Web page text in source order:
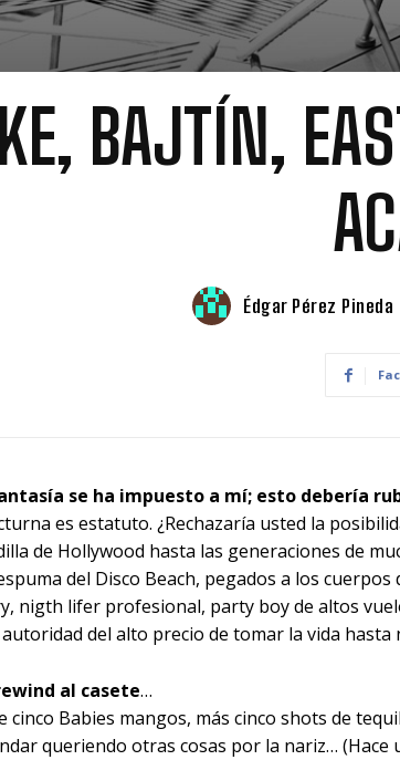
BAJTÍN,
Édgar Pérez Pineda
se ha impuesto a mí; esto debería
es estatuto. ¿Rechazaría usted la
de Hollywood hasta las generaciones de
del Disco Beach, pegados a los
nigth lifer profesional, party boy de altos
del alto precio de tomar la vida hasta
al casete…
cinco Babies mangos, más cinco shots de
queriendo otras cosas por la nariz… (Hace